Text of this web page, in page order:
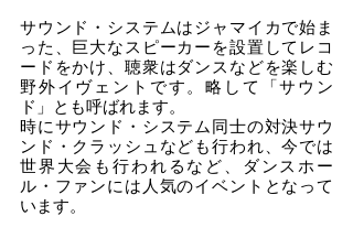
サウンド・システムはジャマイカで始ま
った、巨大なスピーカーを設置してレコ
ードをかけ、聴衆はダンスなどを楽しむ
野外イヴェントです。略して「サウン
ド」とも呼ばれます。
時にサウンド・システム同士の対決サウ
ンド・クラッシュなども行われ、今では
世界大会も行われるなど、ダンスホー
ル・ファンには人気のイベントとなって
います。